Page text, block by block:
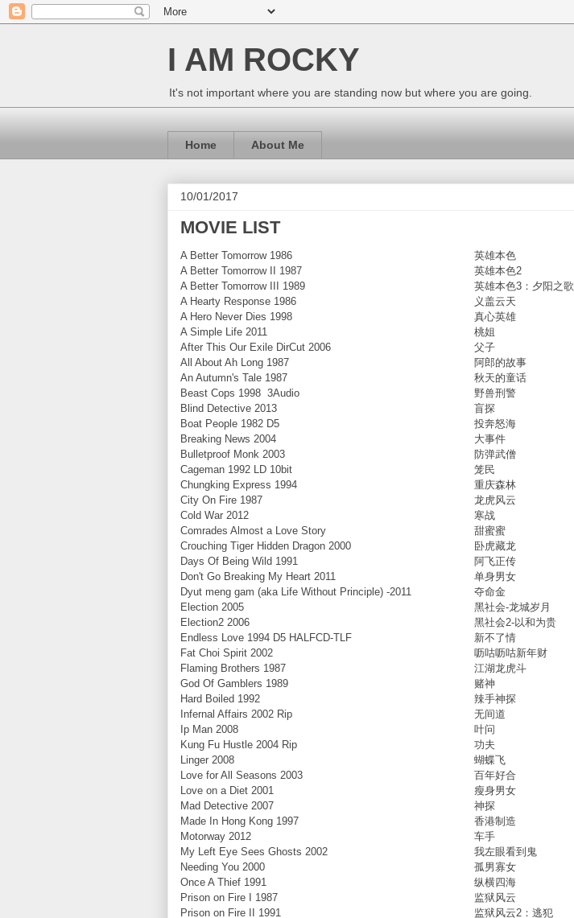
I AM ROCKY
It's not important where you are standing now but where you are going.
Home About Me
10/01/2017
MOVIE LIST
A Better Tomorrow 1986
英雄本色
A Better Tomorrow II 1987
英雄本色2
A Better Tomorrow III 1989
英雄本色3：夕阳之歌
A Hearty Response 1986
义盖云天
A Hero Never Dies 1998
真心英雄
A Simple Life 2011
桃姐
After This Our Exile DirCut 2006
父子
All About Ah Long 1987
阿郎的故事
An Autumn's Tale 1987
秋天的童话
Beast Cops 1998 3Audio
野兽刑警
Blind Detective 2013
盲探
Boat People 1982 D5
投奔怒海
Breaking News 2004
大事件
Bulletproof Monk 2003
防弹武僧
Cageman 1992 LD 10bit
笼民
Chungking Express 1994
重庆森林
City On Fire 1987
龙虎风云
Cold War 2012
寒战
Comrades Almost a Love Story
甜蜜蜜
Crouching Tiger Hidden Dragon 2000
卧虎藏龙
Days Of Being Wild 1991
阿飞正传
Don't Go Breaking My Heart 2011
单身男女
Dyut meng gam (aka Life Without Principle) -2011
夺命金
Election 2005
黑社会-龙城岁月
Election2 2006
黑社会2-以和为贵
Endless Love 1994 D5 HALFCD-TLF
新不了情
Fat Choi Spirit 2002
呖咕呖咕新年财
Flaming Brothers 1987
江湖龙虎斗
God Of Gamblers 1989
赌神
Hard Boiled 1992
辣手神探
Infernal Affairs 2002 Rip
无间道
Ip Man 2008
叶问
Kung Fu Hustle 2004 Rip
功夫
Linger 2008
蝴蝶飞
Love for All Seasons 2003
百年好合
Love on a Diet 2001
瘦身男女
Mad Detective 2007
神探
Made In Hong Kong 1997
香港制造
Motorway 2012
车手
My Left Eye Sees Ghosts 2002
我左眼看到鬼
Needing You 2000
孤男寡女
Once A Thief 1991
纵横四海
Prison on Fire I 1987
监狱风云
Prison on Fire II 1991
监狱风云2：逃犯